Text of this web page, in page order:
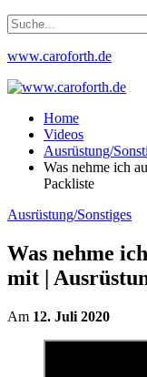
www.caroforth.de
Home
Videos
Ausrüstung/
Was nehme ich
Packliste
Ausrüstung/Sonstiges
Was nehme
mit |
Am 12. Juli 2020